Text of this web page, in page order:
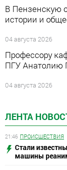
ЛЕНТА
21:46 ПРОИСШЕСТВИЯ
Стали
машины
В Пензенскую
истории и
04 августа 2026
Профессору
ПГУ Анатолию
04 августа 2026